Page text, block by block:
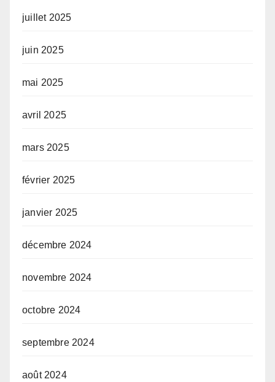
juillet 2025
juin 2025
mai 2025
avril 2025
mars 2025
février 2025
janvier 2025
décembre 2024
novembre 2024
octobre 2024
septembre 2024
août 2024